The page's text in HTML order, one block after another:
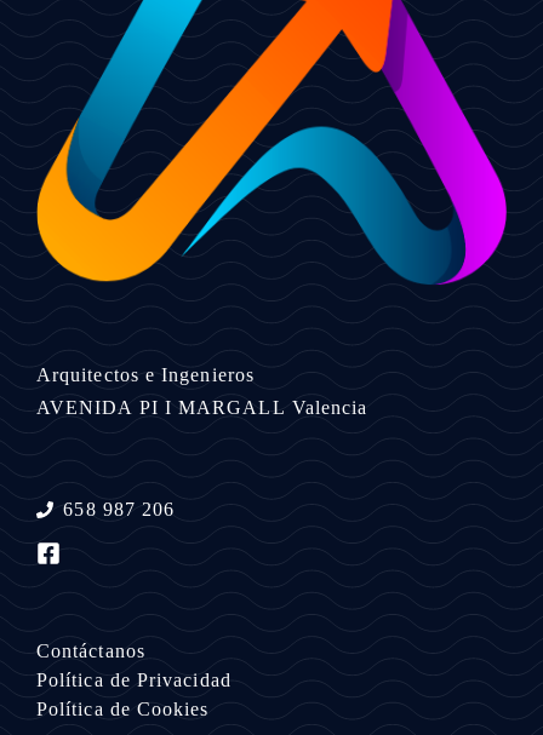
Arquitectos e Ingenieros
AVENIDA PI I MARGALL Valencia
658 987 206
Contáctanos
Política de Privacidad
Política de Cookies